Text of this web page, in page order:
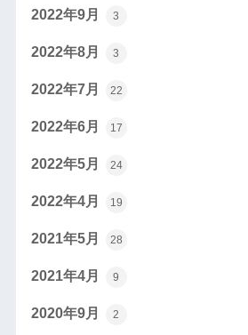
2022年9月 3
2022年8月 3
2022年7月 22
2022年6月 17
2022年5月 24
2022年4月 19
2021年5月 28
2021年4月 9
2020年9月 2